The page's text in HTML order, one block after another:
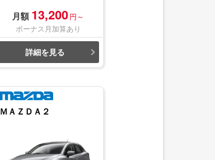
月額 13,200円～
ボーナス月加算あり
詳細を見る
ＭＡＺＤＡ２